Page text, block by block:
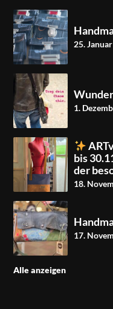
25.
1.
bis
der
18.
17.
Alle anzeigen